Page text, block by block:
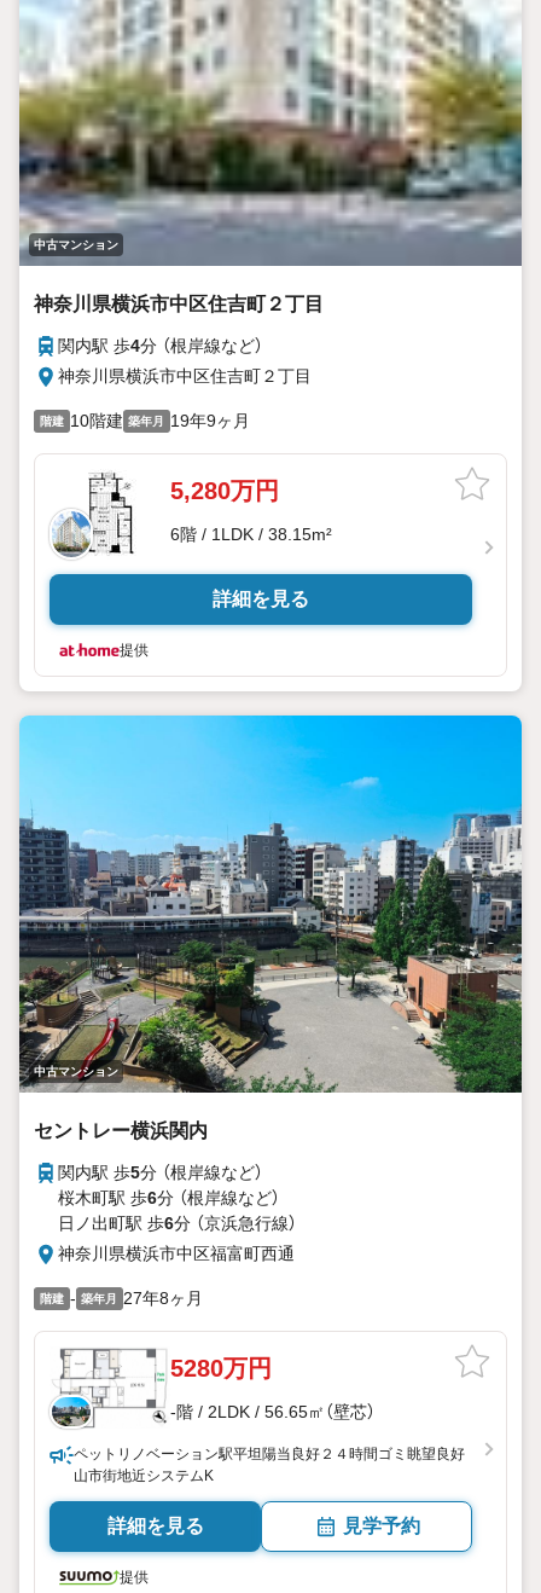
中古マンション
神奈川県横浜市中区住吉町２丁目
関内駅 歩4分 （根岸線など）
神奈川県横浜市中区住吉町２丁目
階建 10階建 築年月 19年9ヶ月
5,280万円
6階 / 1LDK / 38.15m²
詳細を見る
提供
中古マンション
セントレー横浜関内
関内駅 歩5分 （根岸線など）
桜木町駅 歩6分 （根岸線など）
日ノ出町駅 歩6分 （京浜急行線）
神奈川県横浜市中区福富町西通
階建 - 築年月 27年8ヶ月
5280万円
-階 / 2LDK / 56.65㎡（壁芯）
ペットリノベーション駅平坦陽当良好２４時間ゴミ眺望良好
山市街地近システムK
詳細を見る 見学予約
提供